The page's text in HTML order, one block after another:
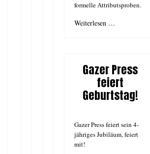
formelle Attributsproben.
Weiterlesen …
Gazer Press
feiert
Geburtstag!
Gazer Press feiert sein 4-
jähriges Jubiläum, feiert
mit!